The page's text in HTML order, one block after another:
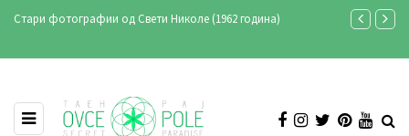
Ансамбл „Македонија“ во Свети Николе - снимање на